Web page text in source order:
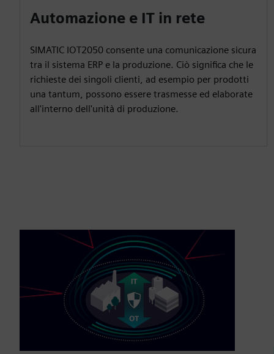
Automazione e IT in rete
SIMATIC IOT2050 consente una comunicazione sicura
tra il sistema ERP e la produzione. Ciò significa che le
richieste dei singoli clienti, ad esempio per prodotti
una tantum, possono essere trasmesse ed elaborate
all'interno dell'unità di produzione.